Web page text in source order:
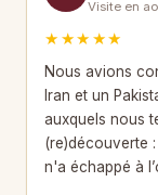
Visite en
★★★★★
Nous avions
Iran et un
auxquels nous
(re)découverte
n'a échappé à